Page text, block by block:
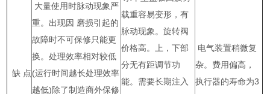
缺 点
大量使用时脉动现象严
重。出现因 磨损引起的
故障时不可保修只能更
换。处理效率相对较低
(运行时间越长处理效率
越低)除了制造商外保修
载重容易变形，有
脉动现象。旋转阀
价格高。上，下部
分无有距调节功
能。需要长期注入
电气装置稍微复
杂。费用偏高，
执行器的寿命为3